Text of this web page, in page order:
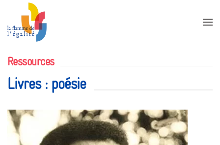
Accéder au contenu principal
Ressources
Livres : poésie